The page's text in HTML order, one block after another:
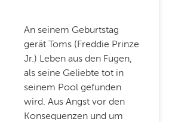
An seinem Geburtstag
gerät Toms (Freddie Prinze
Jr.) Leben aus den Fugen,
als seine Geliebte tot in
seinem Pool gefunden
wird. Aus Angst vor den
Konsequenzen und um